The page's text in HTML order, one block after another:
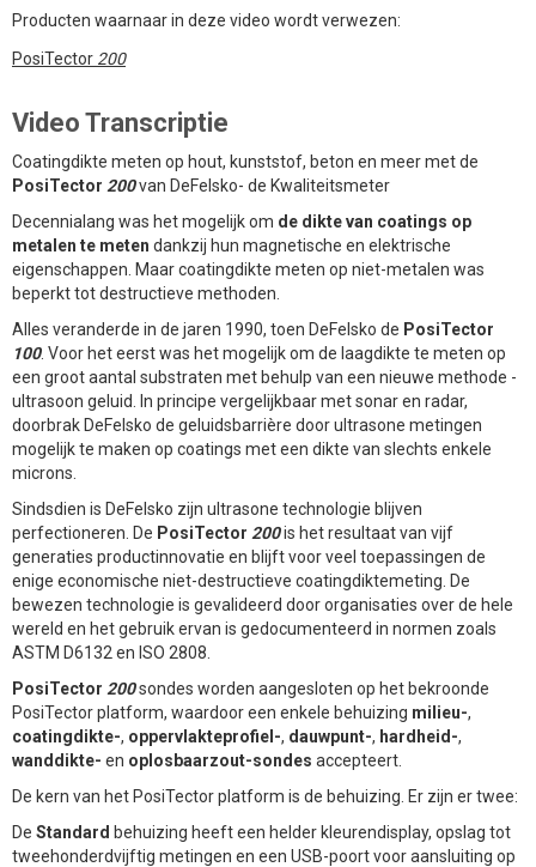
Producten waarnaar in deze video wordt verwezen:
PosiTector 200
Video Transcriptie
Coatingdikte meten op hout, kunststof, beton en meer met de
PosiTector 200van DeFelsko- de Kwaliteitsmeter
Decennialang was het mogelijk om de dikte van coatings op
metalen te meten dankzij hun magnetische en elektrische
eigenschappen. Maar coatingdikte meten op niet-metalen was
beperkt tot destructieve methoden.
Alles veranderde in de jaren 1990, toen DeFelsko de PosiTector
100. Voor het eerst was het mogelijk om de laagdikte te meten op
een groot aantal substraten met behulp van een nieuwe methode -
ultrasoon geluid. In principe vergelijkbaar met sonar en radar,
doorbrak DeFelsko de geluidsbarrière door ultrasone metingen
mogelijk te maken op coatings met een dikte van slechts enkele
microns.
Sindsdien is DeFelsko zijn ultrasone technologie blijven
perfectioneren. De PosiTector 200is het resultaat van vijf
generaties productinnovatie en blijft voor veel toepassingen de
enige economische niet-destructieve coatingdiktemeting. De
bewezen technologie is gevalideerd door organisaties over de hele
wereld en het gebruik ervan is gedocumenteerd in normen zoals
ASTM D6132 en ISO 2808.
PosiTector 200sondes worden aangesloten op het bekroonde
PosiTector platform, waardoor een enkele behuizing milieu-,
coatingdikte-, oppervlakteprofiel-, dauwpunt-, hardheid-,
wanddikte- en oplosbaarzout-sondes accepteert.
De kern van het PosiTector platform is de behuizing. Er zijn er twee:
De Standard behuizing heeft een helder kleurendisplay, opslag tot
tweehonderdvijftig metingen en een USB-poort voor aansluiting op